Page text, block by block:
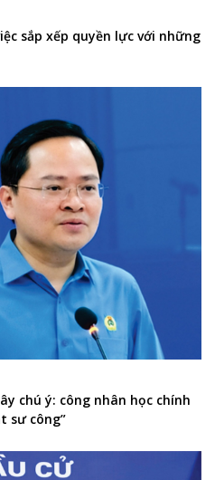
sắp xếp quyền lực với những
chú ý: công nhân học chính
sư công”